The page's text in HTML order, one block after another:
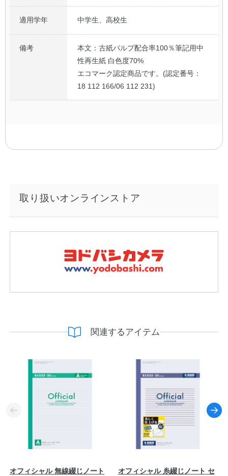
適用学年 中学生、高校生
備考
本文：古紙パルプ配合率100％筆記用中
性再生紙 白色度70%
エコマーク認定商品です。(認定番号：
18 112 166/06 112 231)
取り扱いオンラインストア
関連するアイテム
オフィシャル 無線綴じノート
オフィシャル 糸綴じノート セ